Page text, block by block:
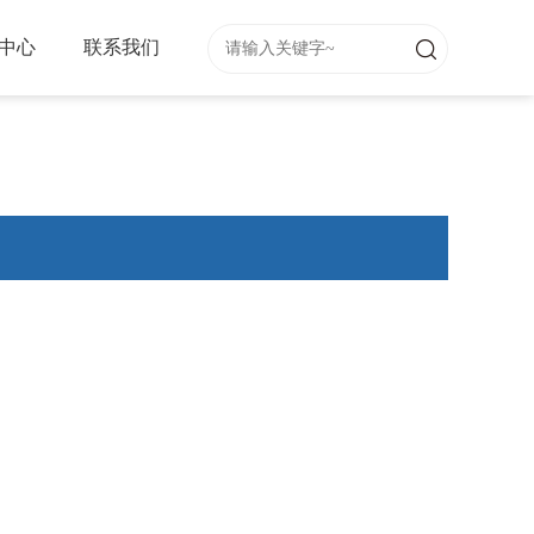
心 联系我们